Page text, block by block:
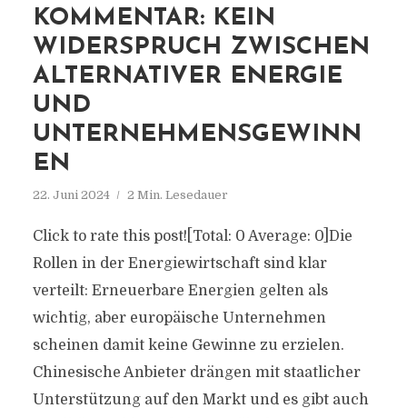
KOMMENTAR: KEIN
WIDERSPRUCH ZWISCHEN
ALTERNATIVER ENERGIE
UND
UNTERNEHMENSGEWINN
EN
22. Juni 2024 2 Min. Lesedauer
Click to rate this post![Total: 0 Average: 0]Die
Rollen in der Energiewirtschaft sind klar
verteilt: Erneuerbare Energien gelten als
wichtig, aber europäische Unternehmen
scheinen damit keine Gewinne zu erzielen.
Chinesische Anbieter drängen mit staatlicher
Unterstützung auf den Markt und es gibt auch